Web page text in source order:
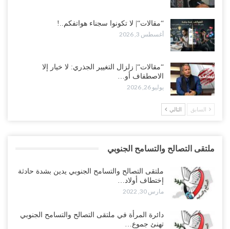
“مقالات“| لا تكونوا سجناء هواتفكم..!
أغسطس 3, 2026
“مقالات“| زلزال التغيير الجذري: لا خيار إلا
الاصطفاف أو…
يوليو 26, 2026
السابق التالي
ملتقى التصالح والتسامح الجنوبي
ملتقى التصالح والتسامح الجنوبي يدين بشدة حادثة
إختطاف أولاد…
مارس 30, 2022
دائرة المرأة في ملتقى التصالح والتسامح الجنوبي
تهنئ جموع…